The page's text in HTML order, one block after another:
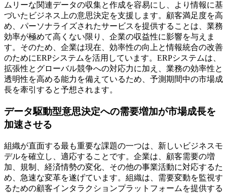
ムリーな関連データの収集と作成を容易にし、より情報に基
づいたビジネス上の意思決定を支援します。顧客満足度を高
め、パーソナライズされたサービスを提供することは、業務
効率が極めて高くない限り、企業の収益性に影響を与えま
す。そのため、企業は現在、効率性の向上と情報統合の改善
のためにERPシステムを活用しています。ERPシステムは、
拡張性とグローバル競争への対応力に加え、業務の効率性と
透明性を高める能力を備えているため、予測期間中の市場成
長を牽引すると予想されます。
データ駆動型意思決定への需要増加が市場成長を
加速させる
組織が直面する最も重要な課題の一つは、新しいビジネスモ
デルを確立し、適応することです。企業は、顧客需要の増
加、規制、経済情勢の変化、その他の事業活動に対応するた
め、急速な変革を遂げています。組織は、需要変動を監視す
るための顧客インタラクションプラットフォームを提供する